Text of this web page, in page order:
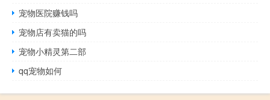
宠物医院赚钱吗
宠物店有卖猫的吗
宠物小精灵第二部
qq宠物如何